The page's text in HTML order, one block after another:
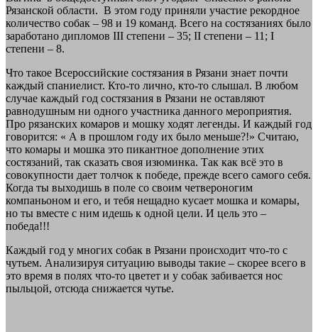
Рязанской области. В этом году приняли участие рекордное
количество собак – 98 и 19 команд. Всего на состязаниях было
заработано дипломов III степени – 35; II степени – 11; I
степени – 8.
Что такое Всероссийские состязания в Рязани знает почти
каждый спаниелист. Кто-то лично, кто-то слышал. В любом
случае каждый год состязания в Рязани не оставляют
равнодушным ни одного участника данного мероприятия.
Про рязанских комаров и мошку ходят легенды. И каждый год
говорится: « А в прошлом году их было меньше?!» Считаю,
что комары и мошка это пикантное дополнение этих
состязаний, так сказать своя изюминка. Так как всё это в
совокупности дает толчок к победе, прежде всего самого себя.
Когда ты выходишь в поле со своим четвероногим
компаньоном и его, и тебя нещадно кусает мошка и комары,
но ты вместе с ним идешь к одной цели. И цель это –
победа!!!
Каждый год у многих собак в Рязани происходит что-то с
чутьем. Анализируя ситуацию выводы такие – скорее всего в
это время в полях что-то цветет и у собак забивается нос
пыльцой, отсюда снижается чутье.